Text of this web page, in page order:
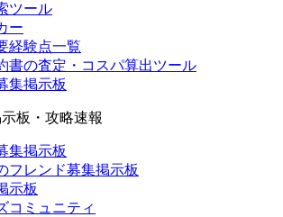
ツール
ー
経験点一覧
書の査定・コスパ算出ツール
集掲示板
板・攻略速報
集掲示板
フレンド募集掲示板
示板
コミュニティ